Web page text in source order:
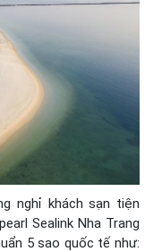
nghỉ khách sạn tiện
Sealink Nha Trang
5 sao quốc tế như: